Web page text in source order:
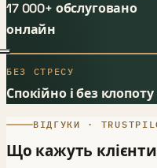
17 000+ обслуговано
онлайн
БЕЗ СТРЕСУ
Спокійно і без клопоту
ВІДГУКИ ·
Що кажуть клієнти